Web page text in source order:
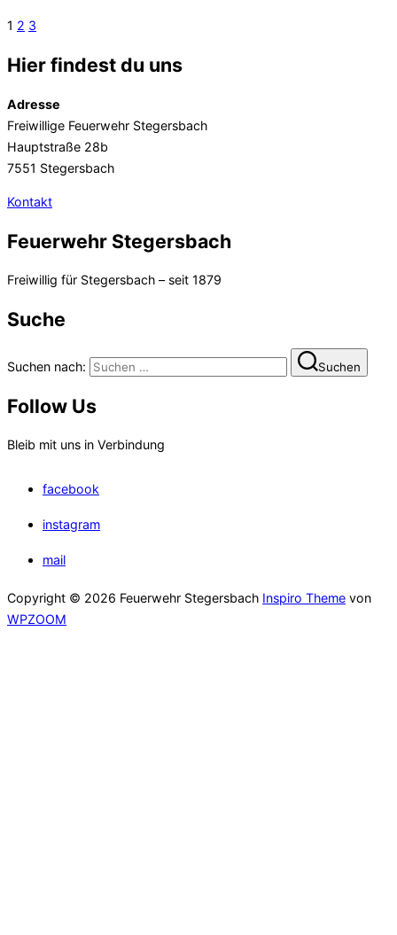
1 2 3
Hier findest du uns
Adresse
Freiwillige Feuerwehr Stegersbach
Hauptstraße 28b
7551 Stegersbach
Kontakt
Feuerwehr Stegersbach
Freiwillig für Stegersbach – seit 1879
Suche
Suchen nach: Suchen
Follow Us
Bleib mit uns in Verbindung
facebook
instagram
mail
Copyright © 2026 Feuerwehr Stegersbach Inspiro Theme von
WPZOOM